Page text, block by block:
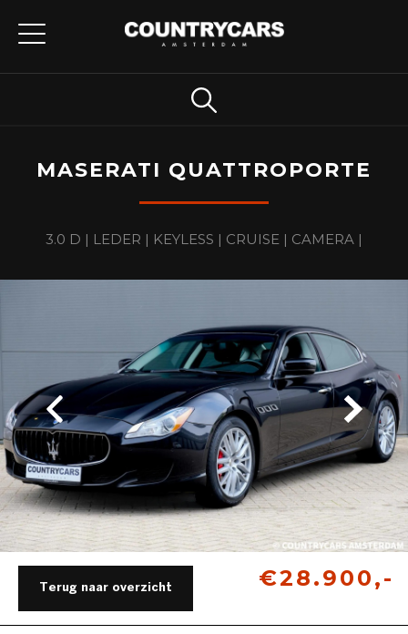
MASERATI QUATTROPORTE
3.0 D | LEDER | KEYLESS | CRUISE | CAMERA |
Terug naar overzicht €28.900,-